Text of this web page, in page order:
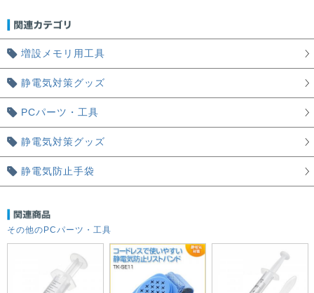
増設メモリ用工具
静電気対策グッズ
PCパーツ・工具
静電気対策グッズ
静電気防止手袋
その他のPCパーツ・工具